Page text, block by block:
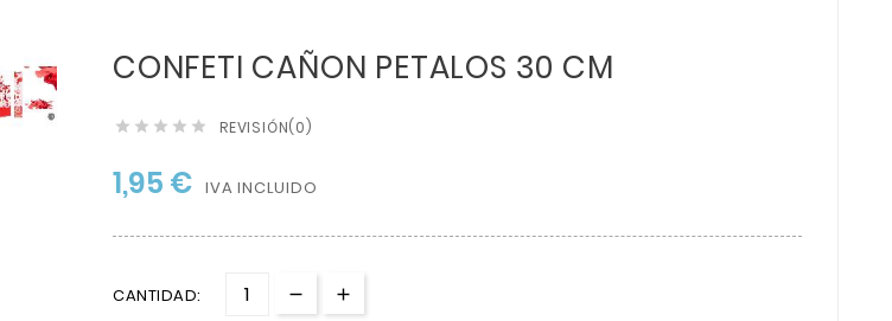
CONFETI CAÑON PETALOS 30 CM
     REVISIÓN(0)
1,95 € IVA INCLUIDO
CANTIDAD: